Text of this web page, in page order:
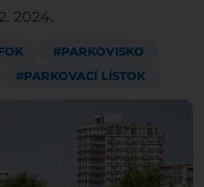
2024.
#PARKOVISKO
#PARKOVACÍ LÍSTOK